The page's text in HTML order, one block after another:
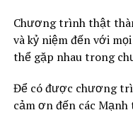
Chương trình thật
và kỷ niệm đến với
thể gặp nhau trong
Để có được chương
cảm ơn đến các